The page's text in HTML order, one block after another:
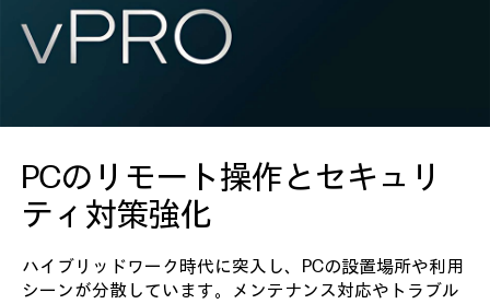
PCのリモート操作とセキュリ
ティ対策強化
ハイブリッドワーク時代に突入し、PCの設置場所や利用
シーンが分散しています。メンテナンス対応やトラブル